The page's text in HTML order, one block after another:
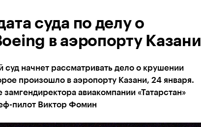
суда по делу о
в аэропорту Казани
начнет рассматривать дело о крушении
произошло в аэропорту Казани, 24 января.
авиакомпании «Татарстан»
пилот Виктор Фомин